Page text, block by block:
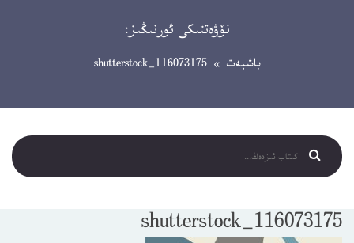
نۆۋەتتىكى ئورنىڭىز:
باشبەت » shutterstock_116073175
shutterstock_116073175